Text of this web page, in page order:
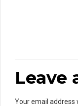
Leave
Your email address